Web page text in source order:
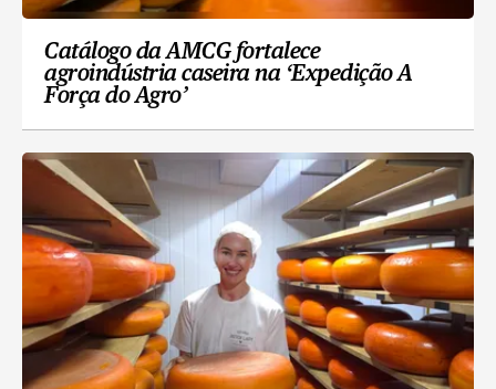
Catálogo da AMCG fortalece
agroindústria caseira na ‘Expedição A
Força do Agro’